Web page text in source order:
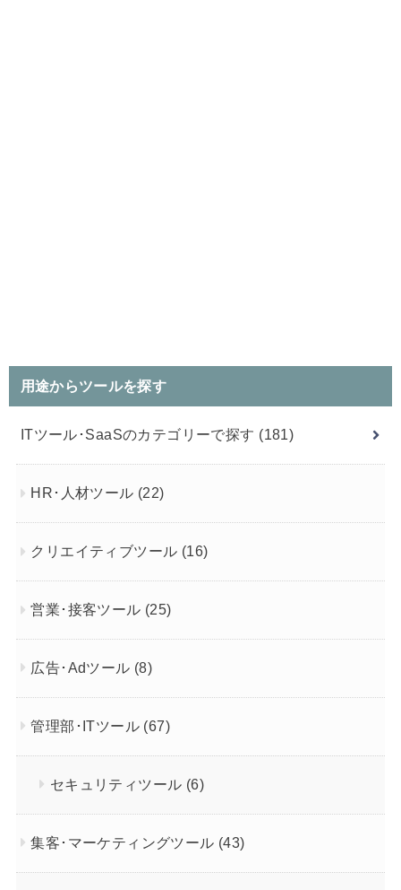
用途からツールを探す
ITツール･SaaSのカテゴリーで探す (181)
HR･人材ツール (22)
クリエイティブツール (16)
営業･接客ツール (25)
広告･Adツール (8)
管理部･ITツール (67)
セキュリティツール (6)
集客･マーケティングツール (43)